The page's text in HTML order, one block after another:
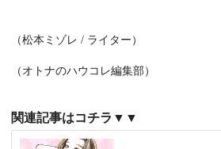
（松本ミゾレ / ライター）
（オトナのハウコレ編集部）
関連記事はコチラ▼▼